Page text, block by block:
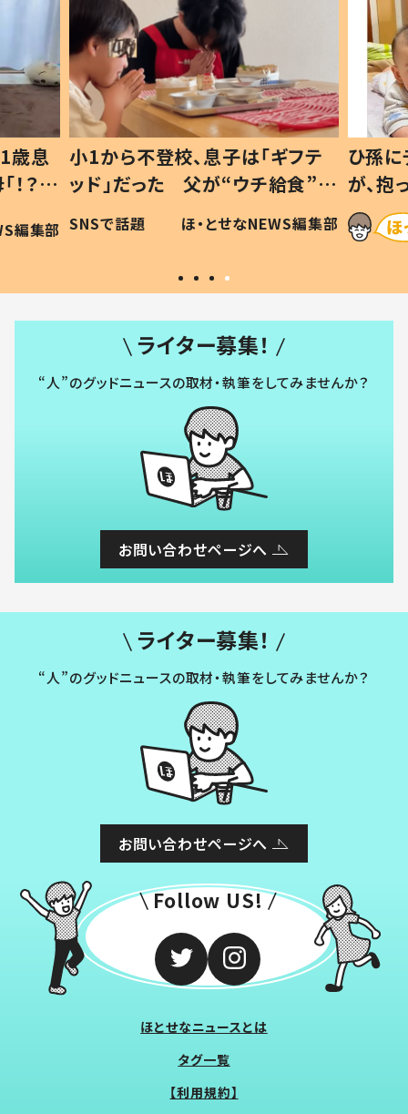
歳息
？」
編集部
小1から不登校、息子は「ギフテ
ッド」だった 父が“ウチ給食”を
作り続ける理由とは #令和の親
#令和の子
SNSで話題 ほ・とせなNEWS編集部
ひ孫
が、
「涙が
い」
ライター募集！
“人”のグッドニュースの取材・執筆をしてみませんか？
お問い合わせページへ
ライター募集！
“人”のグッドニュースの取材・執筆をしてみませんか？
お問い合わせページへ
Follow US!
ほとせなニュースとは
タグ一覧
【利用規約】